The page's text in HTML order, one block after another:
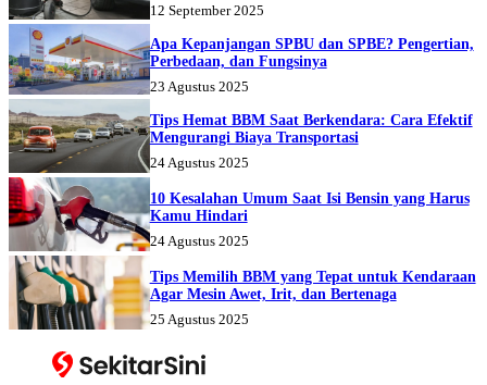
12 September 2025
Apa Kepanjangan SPBU dan SPBE? Pengertian,
Perbedaan, dan Fungsinya
23 Agustus 2025
Tips Hemat BBM Saat Berkendara: Cara Efektif
Mengurangi Biaya Transportasi
24 Agustus 2025
10 Kesalahan Umum Saat Isi Bensin yang Harus
Kamu Hindari
24 Agustus 2025
Tips Memilih BBM yang Tepat untuk Kendaraan
Agar Mesin Awet, Irit, dan Bertenaga
25 Agustus 2025